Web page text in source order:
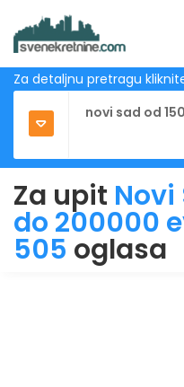
Za detaljnu pretragu
Za upit Novi
do 200000
505 oglasa